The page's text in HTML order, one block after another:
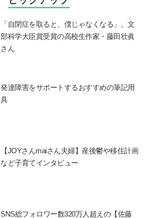
「自閉症を取ると、僕じゃなくなる」。文
部科学大臣賞受賞の高校生作家・藤田壮眞
さん
発達障害をサポートするおすすめの筆記用
具
【JOYさんmaiさん夫婦】産後鬱や移住計画
など子育てインタビュー
SNS総フォロワー数320万人超えの【佐藤